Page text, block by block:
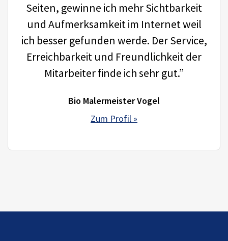
Seiten, gewinne ich mehr Sichtbarkeit
und Aufmerksamkeit im Internet weil
ich besser gefunden werde. Der Service,
Erreichbarkeit und Freundlichkeit der
Mitarbeiter finde ich sehr gut.”
Bio Malermeister Vogel
Zum Profil »